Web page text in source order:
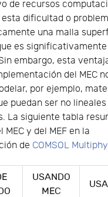
de recursos
esta dificultad o
una malla
es
embargo, esta
del MEC
por ejemplo,
puedan ser no lineales
La siguiente tabla
y del MEF en la
de COMSOL
USANDO
MEC